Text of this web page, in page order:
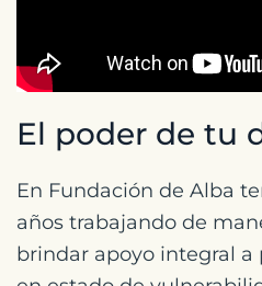
El poder de tu
En Fundación de Alba
años trabajando de
brindar apoyo integral a